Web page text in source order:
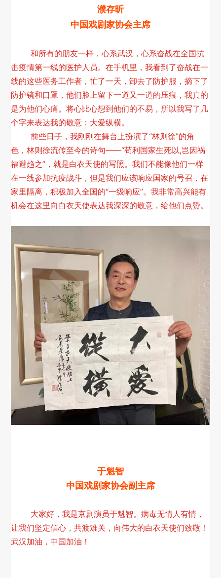
濮存昕
中国戏剧家协会主席
和所有的朋友一样，心系武汉，心系奋战在全国抗
击疫情第一线的医护人员。在手机里，我看到了奋战在一
线的这些医务工作者，忙了一天，卸去了防护服，摘下了
防护镜和口罩，他们脸上留下一道又一道的压痕，我真的
是为他们心痛。将心比心想到他们的不易，所以我写了几
个字来表达我的敬意：大爱纵横。
前些日子，我刚刚在舞台上扮演了“林则徐”的角
色，林则徐流传至今的诗句——“苟利国家生死以,岂因祸
福避趋之”，就是白衣天使的写照。我们不能像他们一样
在一线参加抗疫战斗，但是我们应该响应国家的号召，在
家里隔离，积极加入全国的“一级响应”。我非常高兴能有
机会在这里向白衣天使表达我深深的敬意，给他们点赞。
于魁智
中国戏剧家协会副主席
大家好，我是京剧演员于魁智。病毒无情人有情，
让我们坚定信心，共渡难关，向伟大的白衣天使们致敬！
武汉加油，中国加油！